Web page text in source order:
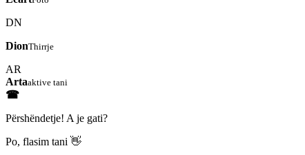
DN
DionThirrje
AR
Artaaktive tani
☎
Përshëndetje! A je gati?
Po, flasim tani 👋